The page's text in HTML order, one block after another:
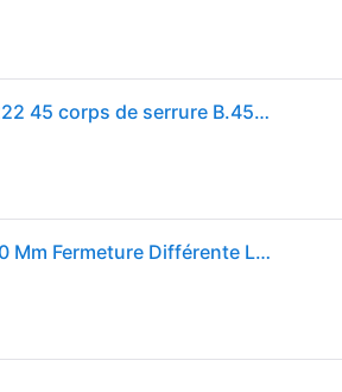
Cadenas à cylindre Burg-Wächter 222 45 corps de serrure B.45mm MS versch.-schl.
Burg WÃ¿chter 3061 Cadenas 45.00 Mm Fermeture Différente Laiton Avec Serrure à Clé C308612